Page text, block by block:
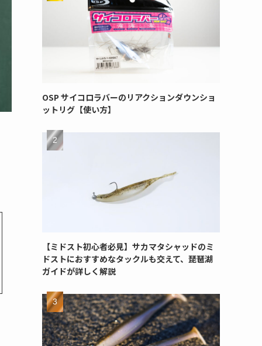
OSP サイコロラバーのリアクションダウンショ
ットリグ【使い方】
【ミドスト初心者必見】サカマタシャッドのミ
ドストにおすすめなタックルも交えて、琵琶湖
ガイドが詳しく解説